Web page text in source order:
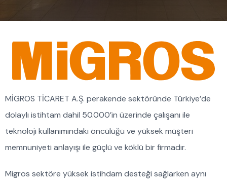
MİGROS TİCARET A.Ş. perakende sektöründe Türkiye’de
dolaylı istihtam dahil 50.000’in üzerinde çalışanı ile
teknoloji kullanımındaki öncülüğü ve yüksek müşteri
memnuniyeti anlayışı ile güçlü ve köklü bir firmadır.
Migros sektöre yüksek istihdam desteği sağlarken aynı